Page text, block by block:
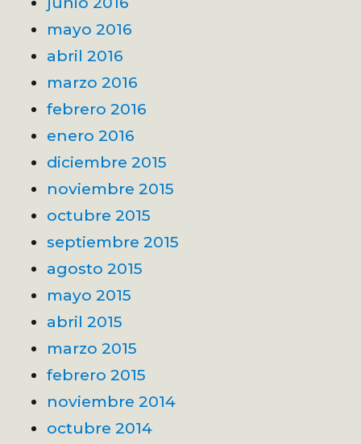
mayo 2016
abril 2016
marzo 2016
febrero 2016
enero 2016
diciembre 2015
noviembre 2015
octubre 2015
septiembre 2015
agosto 2015
mayo 2015
abril 2015
marzo 2015
febrero 2015
noviembre 2014
octubre 2014